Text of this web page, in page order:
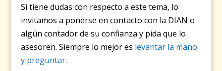
Si tiene dudas con respecto a este tema, lo
invitamos a ponerse en contacto con la DIAN o
algún contador de su confianza y pida que lo
asesoren. Siempre lo mejor es levantar la mano
y preguntar.